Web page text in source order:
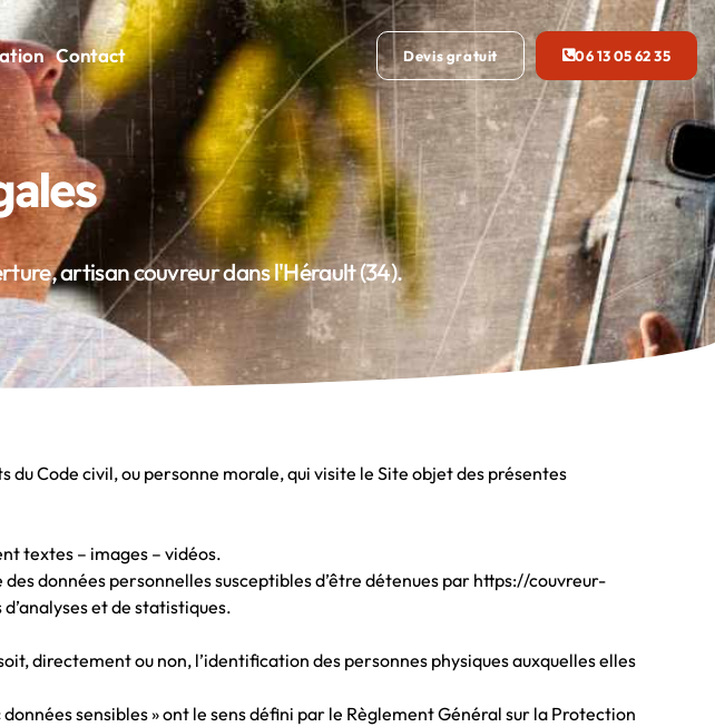
Contact Devis gratuit 06 13 05 62 35
artisan couvreur dans l'Hérault (34).
du Code civil, ou personne morale, qui visite le Site objet des présentes
textes – images – vidéos.
données personnelles susceptibles d’être détenues par https://couvreur-
et de statistiques.
directement ou non, l’identification des personnes physiques auxquelles elles
sensibles » ont le sens défini par le Règlement Général sur la Protection